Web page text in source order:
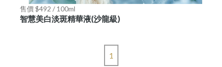
售價 $492 / 100ml
智慧美白淡斑精華液(沙龍級)
1